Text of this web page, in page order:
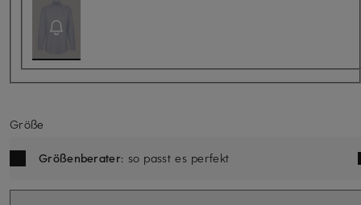
Größe
Größenberater: so passt es perfekt